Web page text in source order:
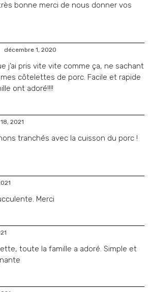
bonne merci de nous donner vos
décembre 1, 2020
j’ai pris vite vite comme ça, ne sachant
côtelettes de porc. Facile et rapide
ont adoré!!!!
2021
tranchés avec la cuisson du porc !
Merci
toute la famille a adoré. Simple et